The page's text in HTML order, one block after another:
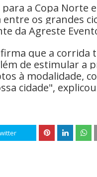
a Copa Norte
os grandes
da Agreste
que a
de estimular a
à modalidade,
cidade",